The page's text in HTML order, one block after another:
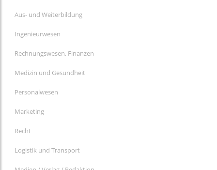
Aus- und Weiterbildung
Ingenieurwesen
Rechnungswesen, Finanzen
Medizin und Gesundheit
Personalwesen
Marketing
Recht
Logistik und Transport